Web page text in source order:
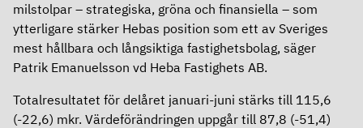
Fastighetsvärdering
Ledning
Ersättningar
Revisor
Kontakt
In English
milstolpar – strategiska, gröna och finansiella – som
ytterligare stärker Hebas position som ett av Sveriges
mest hållbara och långsiktiga fastighetsbolag, säger
Patrik Emanuelsson vd Heba Fastighets AB.
Totalresultatet för delåret januari-juni stärks till 115,6
(-22,6) mkr. Värdeförändringen uppgår till 87,8 (-51,4)